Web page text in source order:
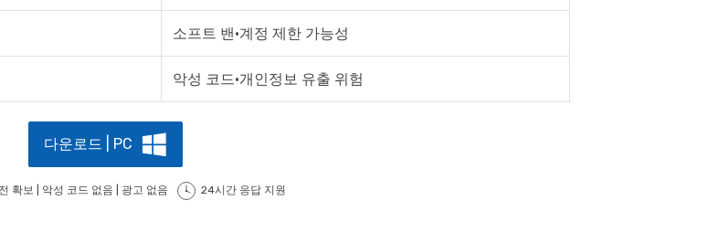
소프트 밴·계정 제한 가능성
악성 코드·개인정보 유출 위험
다운로드 | PC
확보 | 악성 코드 없음 | 광고 없음 24시간 응답 지원